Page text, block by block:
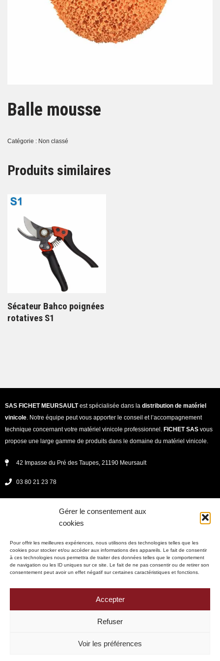
Gérer le consentement aux
cookies
Pour offrir les meilleures expériences, nous utilisons des technologies telles que les
cookies pour stocker et/ou accéder aux informations des appareils. Le fait de consentir
à ces technologies nous permettra de traiter des données telles que le comportement
de navigation ou les ID uniques sur ce site. Le fait de ne pas consentir ou de retirer son
consentement peut avoir un effet négatif sur certaines caractéristiques et fonctions.
Accepter
Refuser
Voir les préférences
Balle mousse
Catégorie : Non classé
Produits similaires
Sécateur Bahco poignées
rotatives S1
SAS FICHET MEURSAULTest spécialisée dans la distribution de matériel
vinicole . Notre équipe peut vous apporter le conseil et l’accompagnement
technique concernant votre matériel vinicole professionnel. FICHET SAS vous
propose une large gamme de produits dans le domaine du matériel vinicole.
42 Impasse du Pré des Taupes, 21190 Meursault
03 80 21 23 78
Lundi - jeudi : 08h00 -12h00 et 13h30 - 17h30
Politique de cookies (UE)